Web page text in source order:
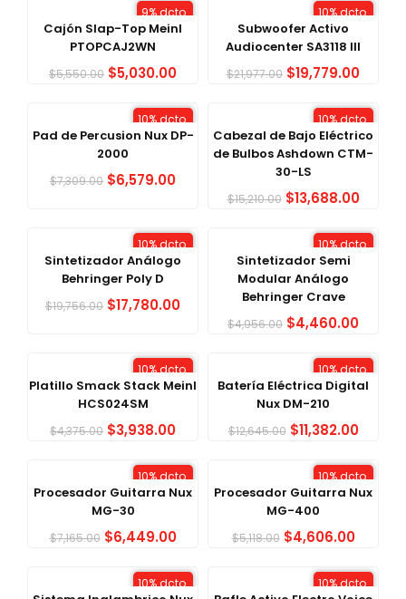
9% dcto.
Cajón Slap-Top Meinl
PTOPCAJ2WN
$5,550.00 $5,030.00
10% dcto.
Subwoofer Activo
Audiocenter SA3118 III
$21,977.00 $19,779.00
10% dcto.
Pad de Percusion Nux DP-
2000
$7,309.00 $6,579.00
10% dcto.
Cabezal de Bajo Eléctrico
de Bulbos Ashdown CTM-
30-LS
$15,210.00 $13,688.00
10% dcto.
Sintetizador Análogo
Behringer Poly D
$19,756.00 $17,780.00
10% dcto.
Sintetizador Semi
Modular Análogo
Behringer Crave
$4,956.00 $4,460.00
10% dcto.
Platillo Smack Stack Meinl
HCS024SM
$4,375.00 $3,938.00
10% dcto.
Batería Eléctrica Digital
Nux DM-210
$12,645.00 $11,382.00
10% dcto.
Procesador Guitarra Nux
MG-30
$7,165.00 $6,449.00
10% dcto.
Procesador Guitarra Nux
MG-400
$5,118.00 $4,606.00
10% dcto. 10% dcto.